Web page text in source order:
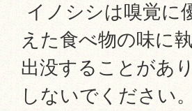
イノシシは嗅覚に
えた食べ物の味に
出没することがあ
しないでください。